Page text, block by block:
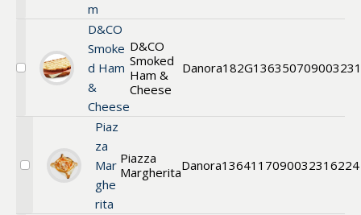
m
Välj
D&CO
Smoke
d Ham
&
Cheese
D&CO
Smoked
Ham &
Cheese
Danora182G13635
Välj
Piaz
za
Mar
ghe
rita
Piazza
MargheritaDanora13641 17090032316224